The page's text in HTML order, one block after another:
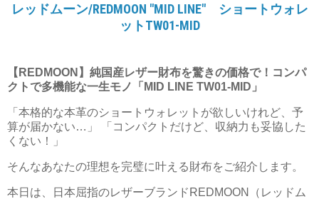
レッドムーン/REDMOON "MID LINE" ショートウォレ
ットTW01-MID
【REDMOON】純国産レザー財布を驚きの価格で！コンパ
クトで多機能な一生モノ「MID LINE TW01-MID」
「本格的な本革のショートウォレットが欲しいけれど、予
算が届かない…」 「コンパクトだけど、収納力も妥協した
くない！」
そんなあなたの理想を完璧に叶える財布をご紹介します。
本日は、日本屈指のレザーブランドREDMOON（レッドム